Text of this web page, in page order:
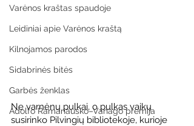
Varėnos kraštas spaudoje
Leidiniai apie Varėnos kraštą
Kilnojamos parodos
Sidabrinės bitės
Garbės ženklas
Adolfo Ramanausko–Vanago premija
Ne varnėnų pulkai, o pulkas vaikų
susirinko Pilvingių bibliotekoje, kurioje